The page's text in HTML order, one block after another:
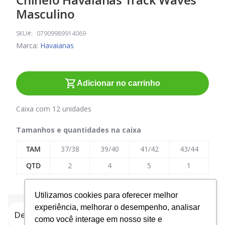
Utilizamos cookies para oferecer melhor
experiência, melhorar o desempenho, analisar
como você interage em nosso site e
para
o
início
da
imagens
Masculino
SKU 07909989914069
Marca: Havaianas
Adicionar no carrinho
Caixa com 12 unidades
Tamanhos e quantidades na caixa
TAM
37/38 39/40 41/42
43/44
QTD
2 4 5 1
Detalhes do produto